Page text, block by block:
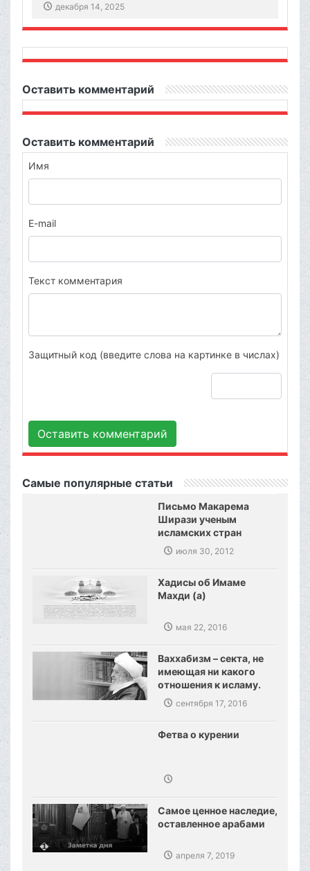
декабря 14, 2025
Оставить комментарий
Оставить комментарий
Имя
E-mail
Текст комментария
Защитный код (введите слова на картинке в числах)
Оставить комментарий
Самые популярные статьи
Письмо Макарема
Ширази ученым
исламских стран
июля 30, 2012
Хадисы об Имаме
Махди (а)
мая 22, 2016
Ваххабизм – секта, не
имеющая ни какого
отношения к исламу.
Созданы предпосылки,
сокрушения
ваххабизма.
сентября 17, 2016
Фетва о курении
Самое ценное наследие,
оставленное арабами
апреля 7, 2019